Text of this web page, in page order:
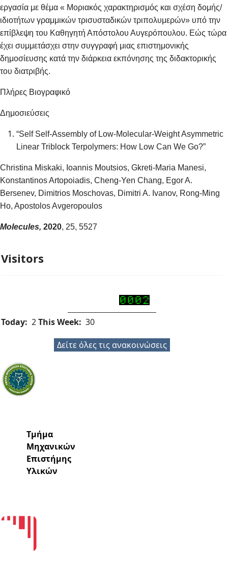
εργασία με θέμα « Μοριακός χαρακτηρισμός και σχέση δομής/
ιδιοτήτων γραμμικών τρισυσταδικών τριπολυμερών» υπό την
επίβλεψη του Καθηγητή Απόστολου Αυγερόπουλου. Εώς τώρα
έχει συμμετάσχει στην συγγραφή μιας επιστημονικής
δημοσίευσης κατά την διάρκεια εκπόνησης της διδακτορικής
του διατριβής.
Πλήρες Βιογραφικό
Δημοσιεύσεις
“Self Self-Assembly of Low-Molecular-Weight Asymmetric
Linear Triblock Terpolymers: How Low Can We Go?”
Christina Miskaki, Ioannis Moutsios, Gkreti-Maria Manesi,
Konstantinos Artopoiadis, Cheng-Yen Chang, Egor A.
Bersenev, Dimitrios Moschovas, Dimitri A. Ivanov, Rong-Ming
Ho, Apostolos Avgeropoulos
Molecules, 2020, 25, 5527
Visitors
Today: 2This Week: 30
Δείτε όλες τις ανακοινώσεις
Tμήμα
Μηχανικών
Επιστήμης
Υλικών